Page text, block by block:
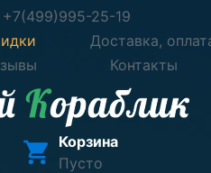
+7(499)995-25-19
Доставка,
Контакты
Корзина
Пусто